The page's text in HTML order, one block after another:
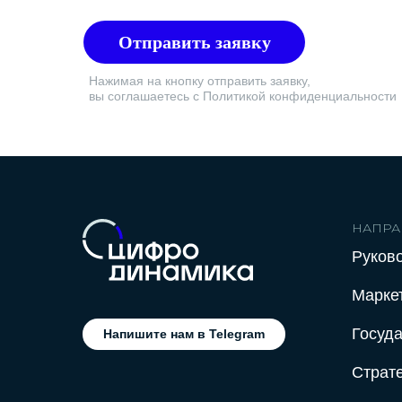
Отправить заявку
Нажимая на кнопку отправить заявку,
вы соглашаетесь с Политикой конфиденциальности
Напишите нам в Telegram